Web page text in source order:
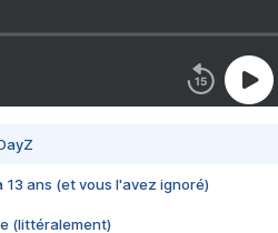
13 ans (et vous l'avez ignoré)
(littéralement)